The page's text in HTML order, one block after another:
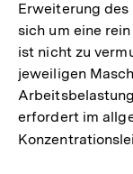
Erweiterung
sich um eine
ist nicht zu
jeweiligen
erfordert im